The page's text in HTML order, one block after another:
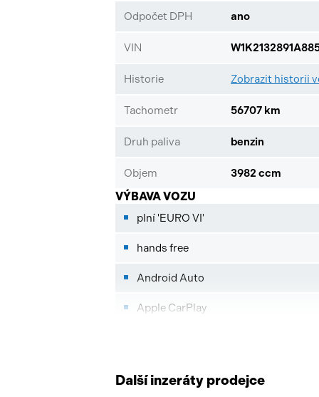
AMG electronic rear-axle differential
dálkového světla Plus. Tato nabídka má
uzavření objednávky. STOP CARS s.r.o.
písemně.
Odpočet DPH ano
VIN
Historie Zobrazit historii
Tachometr 56707 km
Druh paliva benzin
Objem 3982 ccm
VÝBAVA VOZU
plní 'EURO VI'
hands free
Android Auto
Apple CarPlay
Další inzeráty prodejce